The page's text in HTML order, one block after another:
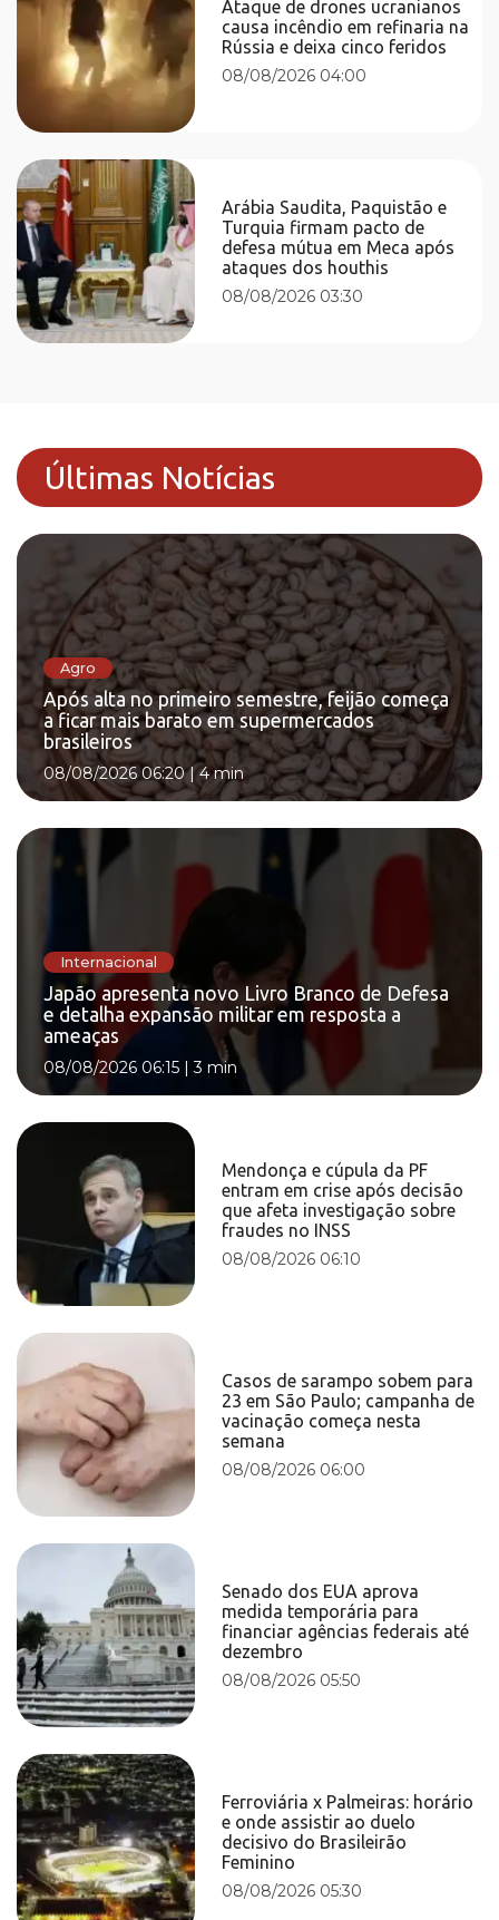
Ataque de drones ucranianos
causa incêndio em refinaria na
Rússia e deixa cinco feridos
08/08/2026 04:00
Arábia Saudita, Paquistão e
Turquia firmam pacto de
defesa mútua em Meca após
ataques dos houthis
08/08/2026 03:30
Últimas Notícias
Agro
Após alta no primeiro semestre, feijão começa
a ficar mais barato em supermercados
brasileiros
08/08/2026 06:20|4 min
Internacional
Japão apresenta novo Livro Branco de Defesa
e detalha expansão militar em resposta a
ameaças
08/08/2026 06:15 |3 min
Mendonça e cúpula da PF
entram em crise após decisão
que afeta investigação sobre
fraudes no INSS
08/08/2026 06:10
Casos de sarampo sobem para
23 em São Paulo; campanha de
vacinação começa nesta
semana
08/08/2026 06:00
Senado dos EUA aprova
medida temporária para
financiar agências federais até
dezembro
08/08/2026 05:50
Ferroviária x Palmeiras: horário
e onde assistir ao duelo
decisivo do Brasileirão
Feminino
08/08/2026 05:30